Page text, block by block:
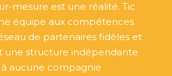
mesure est une réalité. Tic
équipe aux compétences
de partenaires fidèles et
une structure indépendante
aucune compagnie